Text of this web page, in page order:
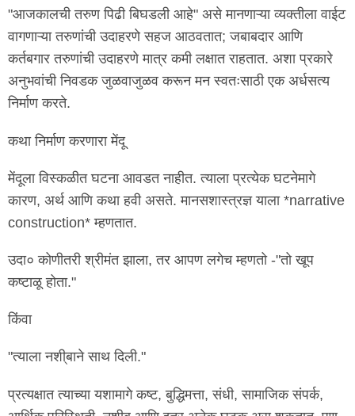
"आजकालची तरुण पिढी बिघडली आहे" असे मानणाऱ्या व्यक्तीला वाईट
वागणाऱ्या तरुणांची उदाहरणे सहज आठवतात; जबाबदार आणि
कर्तबगार तरुणांची उदाहरणे मात्र कमी लक्षात राहतात. अशा प्रकारे
अनुभवांची निवडक जुळवाजुळव करून मन स्वतःसाठी एक अर्धसत्य
निर्माण करते.
कथा निर्माण करणारा मेंदू
मेंदूला विस्कळीत घटना आवडत नाहीत. त्याला प्रत्येक घटनेमागे
कारण, अर्थ आणि कथा हवी असते. मानसशास्त्रज्ञ याला *narrative
construction* म्हणतात.
उदा० कोणीतरी श्रीमंत झाला, तर आपण लगेच म्हणतो -"तो खूप
कष्टाळू होता."
किंवा
"त्याला नशी्बाने साथ दिली."
प्रत्यक्षात त्याच्या यशामागे कष्ट, बुद्धिमत्ता, संधी, सामाजिक संपर्क,